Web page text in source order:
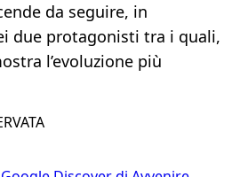
da seguire, in
due protagonisti tra i quali,
l’evoluzione più